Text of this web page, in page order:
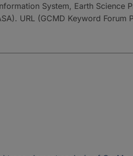
System, Earth Science
URL (GCMD Keyword Forum